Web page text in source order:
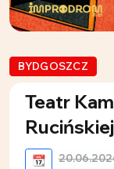
BYDGOSZCZ
Teatr
📆